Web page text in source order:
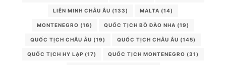
LIÊN MINH CHÂU ÂU (133) MALTA (14)
MONTENEGRO (16) QUỐC TỊCH BỒ ĐÀO NHA (19)
QUỐC TỊCH CHÂU ÂU (19) QUỐC TỊCH CHÂU ÂU (145)
QUỐC TỊCH HY LẠP (17) QUỐC TỊCH MONTENEGRO (31)